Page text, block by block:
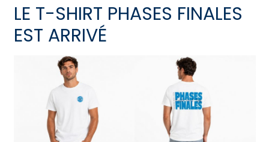
LE T-SHIRT PHASES FINALES
EST ARRIVÉ